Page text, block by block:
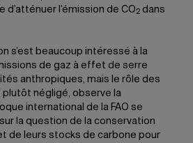
d’atténuer l’émission de CO2 dans
s’est beaucoup intéressé à la
de gaz à effet de serre
anthropiques, mais le rôle des
plutôt négligé, observe la
international de la FAO se
la question de la conservation
de leurs stocks de carbone pour